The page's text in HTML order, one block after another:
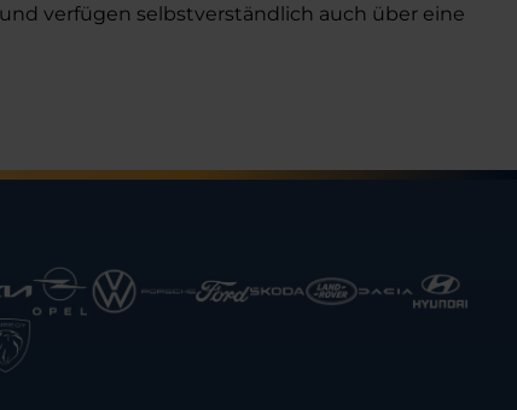
verfügen selbstverständlich auch über eine